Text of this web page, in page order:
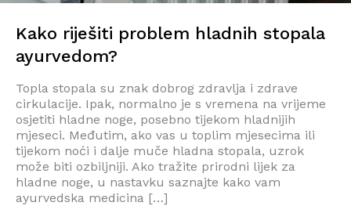
Kako riješiti problem hladnih stopala
ayurvedom?
Topla stopala su znak dobrog zdravlja i zdrave
cirkulacije. Ipak, normalno je s vremena na vrijeme
osjetiti hladne noge, posebno tijekom hladnijih
mjeseci. Međutim, ako vas u toplim mjesecima ili
tijekom noći i dalje muče hladna stopala, uzrok
može biti ozbiljniji. Ako tražite prirodni lijek za
hladne noge, u nastavku saznajte kako vam
ayurvedska medicina […]